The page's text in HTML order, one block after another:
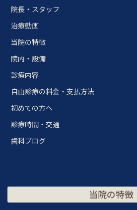
院長・スタッフ
治療動画
当院の特徴
院内・設備
診療内容
自由診療の料金・支払方法
初めての方へ
診療時間・交通
歯科ブログ
当院の特徴